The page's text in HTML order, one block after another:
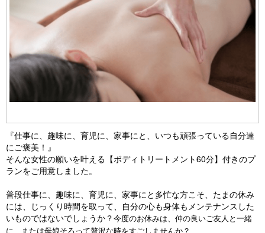
『仕事に、趣味に、育児に、家事にと、いつも頑張っている自分達
にご褒美！』
そんな女性の願いを叶える【ボディトリートメント60分】付きのプ
ランをご用意しました。
普段仕事に、趣味に、育児に、家事にと多忙な方こそ、たまの休み
には、じっくり時間を取って、自分の心も身体もメンテナンスした
いものではないでしょうか？今度のお休みは、仲の良いご友人と一緒
に、または母娘そろって贅沢な時をすごしませんか？